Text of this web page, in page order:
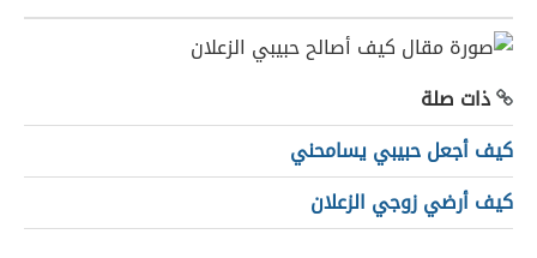
ذات صلة
كيف أجعل حبيبي يسامحني
كيف أرضي زوجي الزعلان